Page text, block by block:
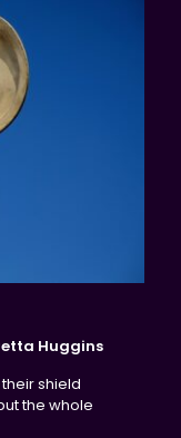
Huggins
shield
the whole